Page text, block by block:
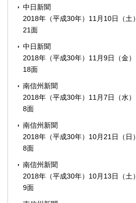
中日新聞
2018年（平成30年）11月10日（土）
21面
中日新聞
2018年（平成30年）11月9日（金）
18面
南信州新聞
2018年（平成30年）11月7日（水）
8面
南信州新聞
2018年（平成30年）10月21日（日）
8面
南信州新聞
2018年（平成30年）10月13日（土）
9面